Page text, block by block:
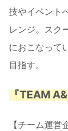
技やイベント
レンジ。スク
におこなって
目指す。
『TEAM
【チーム運営